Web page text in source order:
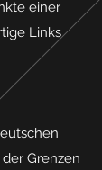
einer
Links
Grenzen